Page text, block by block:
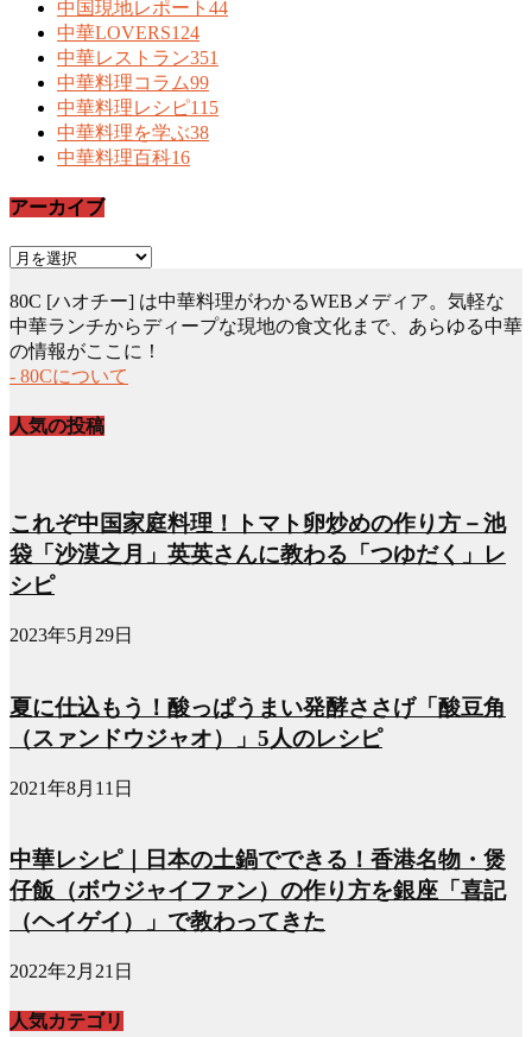
中国現地レポート 44
中華LOVERS124
中華レストラン351
中華料理コラム99
中華料理レシピ115
中華料理を学ぶ38
中華料理百科16
アーカイブ
ア
カ
イ
ブ
80C [ハオチー] は中華料理がわかるWEBメディア。気軽な
中華ランチからディープな現地の食文化まで、あらゆる中華
の情報がここに！
- 80Cについて
人気の投稿
これぞ中国家庭料理！トマト卵炒めの作り方－池
袋「沙漠之月」英英さんに教わる「つゆだく」レ
シピ
2023年5月29日
夏に仕込もう！酸っぱうまい発酵ささげ「酸豆角
（スァンドウジャオ）」5人のレシピ
2021年8月11日
中華レシピ｜日本の土鍋でできる！香港名物・煲
仔飯（ボウジャイファン）の作り方を銀座「喜記
（ヘイゲイ）」で教わってきた
2022年2月21日
人気カテゴリ